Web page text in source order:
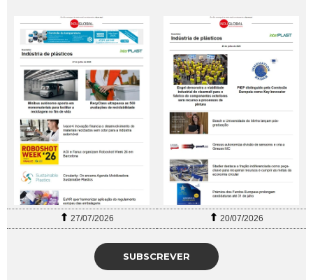
27/07/2026 20/07/2026
SUBSCREVER